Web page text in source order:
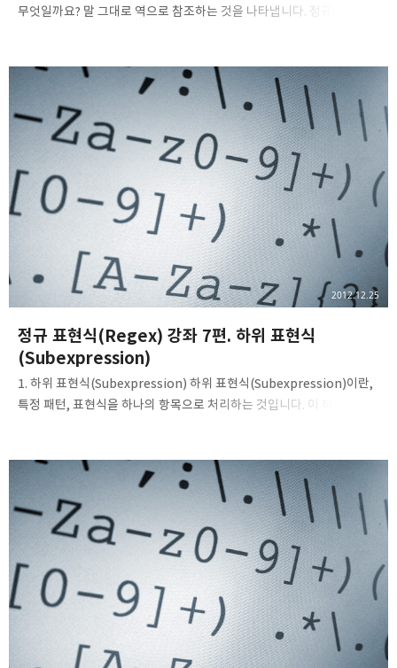
무엇일까요? 말 그대로 역으로 참조하는 것을 나타냅니다. 정규
문자열을 찾을 수 있습니다. 이때, 각 하위 표현식은 번호로 식별됩니다.
이 역참조를 통해서, 반복되는 두 문자를 쉽게 찾을 수 있습니다. 예를
들어서, why so so serious에서 역참조를 통해 so so를 일치시킬 수
있습니다. 더 확실한 이해를 위해 아래 예제부터 살펴보도록 합시다.
Reg. Expression:\b([a-z]+) \1\bText:why so so serious 위의
정규 표현식을 자세히 살펴보면, \b라는 ..
정규 표현식(Regex) 강좌 7편. 하위 표현식
(Subexpression)
2012.12.25
1. 하위 표현식(Subexpression) 하위 표현식(Subexpression)이란,
특정 패턴, 표현식을 하나의 항목으로 처리하는 것입니다. 이 하위
해주어야만 합니다. 아래 예를 한번 보도록 합시다. Reg. Expression:
abc{2} Text: abcc abcabc 위의 일치된 텍스트를 보시면, 예상과는
다르게 abcabc가 아닌 abcc가 일치되었습니다. 무엇이 잘못되었나
살펴보았더니, {2}는 앞에 등장한 문자의 범위를 지정하는 녀석입니다.
{2} 앞에 있는 문자는 c이고, c가 2번 등장하니 abcc가 일치될 수 밖에
없었습니다. 이제..